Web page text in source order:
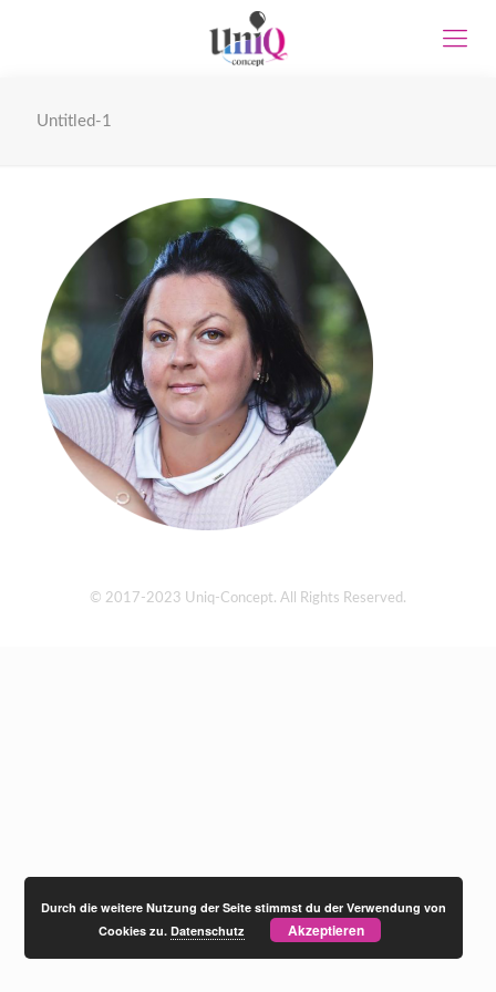
Untitled-1
© 2017-2023 Uniq-Concept. All Rights Reserved.
Durch die weitere Nutzung der Seite stimmst du der Verwendung von
Cookies zu.Datenschutz Akzeptieren